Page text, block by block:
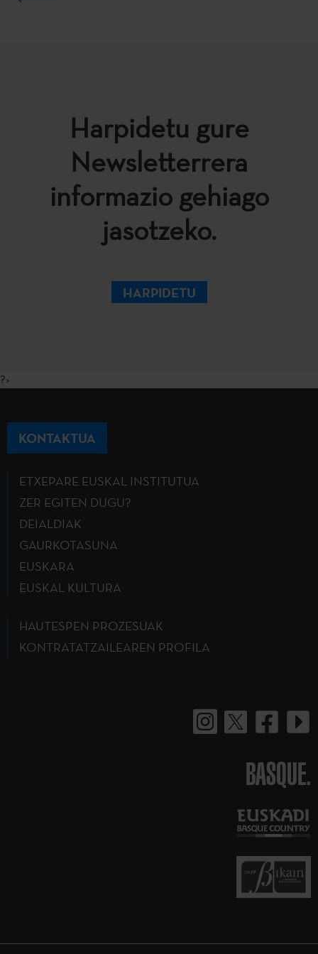
Harpidetu gure
Newsletterrera
informazio gehiago
jasotzeko.
HARPIDETU
?>
KONTAKTUA
ETXEPARE EUSKAL INSTITUTUA
ZER EGITEN DUGU?
DEIALDIAK
GAURKOTASUNA
EUSKARA
EUSKAL KULTURA
HAUTESPEN PROZESUAK
KONTRATATZAILEAREN PROFILA
BASQUE.